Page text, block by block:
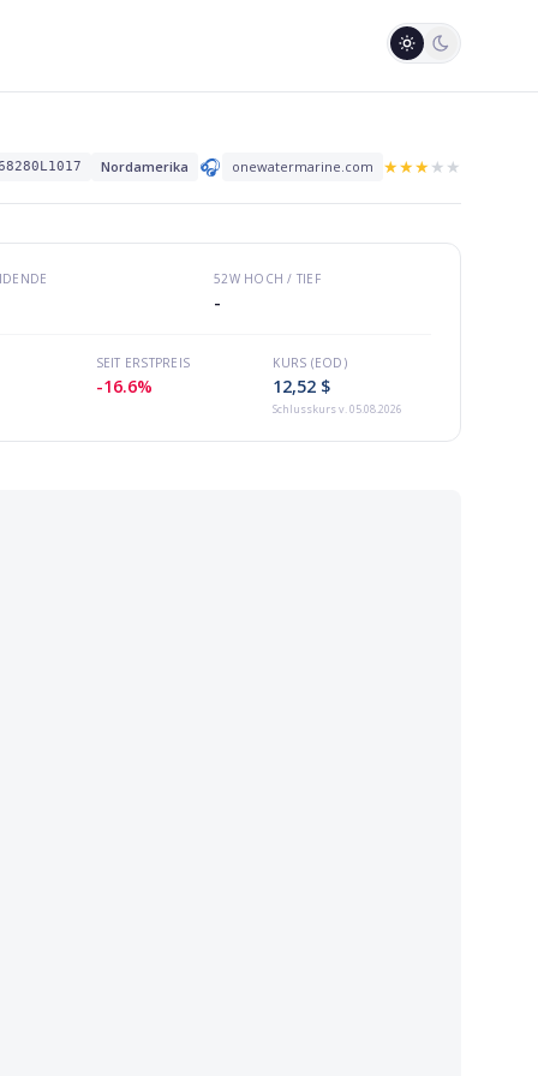
Nordamerika 🎧 onewatermarine.com ★★★★ ★
52W HOCH / TIEF
-
SEIT ERSTPREIS
-16.6%
KURS (EOD)
12,52 $
Schlusskursv. 05.08.2026